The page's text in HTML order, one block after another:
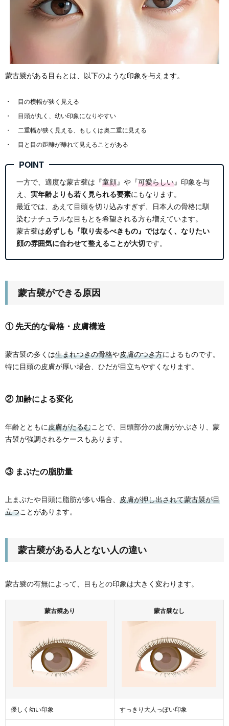
蒙古襞がある目もとは、以下のような印象を与えます。
目の横幅が狭く見える
目頭が丸く、幼い印象になりやすい
二重幅が狭く見える、もしくは奥二重に見える
目と目の距離が離れて見えることがある
一方で、適度な蒙古襞は『童顔』や『可愛らしい』印象を与
え、 実年齢よりも若く見られる要素にもなります。
最近では、あえて目頭を切り込みすぎず、日本人の骨格に馴
染むナチュラルな目もとを希望される方も増えています。
蒙古襞は必ずしも『取り去るべきもの』ではなく、なりたい
顔の雰囲気に合わせて整えることが大切です。
蒙古襞ができる原因
① 先天的な骨格・皮膚構造
蒙古襞の多くは生まれつきの骨格や皮膚のつき方によるものです。
特に目頭の皮膚が厚い場合、ひだが目立ちやすくなります。
② 加齢による変化
年齢とともに皮膚がたるむことで、目頭部分の皮膚がかぶさり、蒙
古襞が強調されるケースもあります。
③ まぶたの脂肪量
上まぶたや目頭に脂肪が多い場合、 皮膚が押し出されて蒙古襞が目
立つことがあります。
蒙古襞がある人とない人の違い
蒙古襞の有無によって、目もとの印象は大きく変わります。
蒙古襞あり 蒙古襞なし
優しく幼い印象 すっきり大人っぽい印象